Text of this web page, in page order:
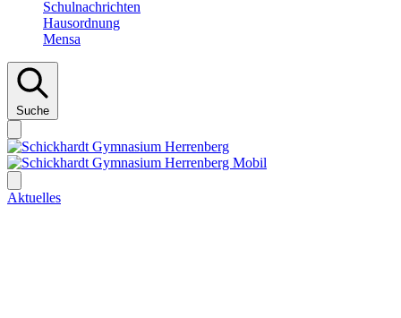
Schulnachrichten
Hausordnung
Mensa
Suche
Aktuelles